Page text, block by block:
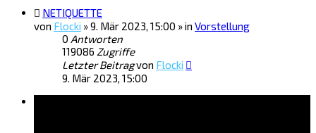
NETIQUETTE
von Flocki »9. Mär 2023, 15:00 » in Vorstellung
0 Antworten
119086 Zugriffe
Letzter Beitragvon Flocki
9. Mär 2023, 15:00